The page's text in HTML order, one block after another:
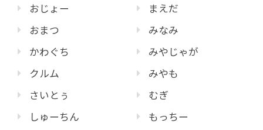
おじょー
おまつ
かわぐち
クルム
さいとぅ
しゅーちん
まえだ
みなみ
みやじゃが
みやも
むぎ
もっちー